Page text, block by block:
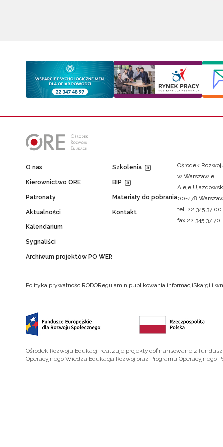
O nas
Kierownictwo ORE
Patronaty
Aktualności
Kalendarium
Sygnaliści
Archiwum projektów PO WER
Szkolenia
BIP
Materiały do pobrania
Kontakt
Ośrodek
w Warszawie
Aleje
00-478
tel. 22 345 37 00
fax 22 345 37 70
Polityka prywatnościRODORegulamin publikowania informacjiSkargi i
Ośrodek Rozwoju Edukacji realizuje projekty dofinansowane z
Operacyjnego Wiedza Edukacja Rozwój oraz Programu Operacyjnego